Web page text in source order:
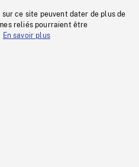
ce site peuvent dater de plus de
reliés pourraient être
En savoir plus